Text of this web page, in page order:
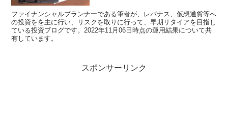
ファイナンシャルプランナーである筆者が、レバナス、仮想通貨等へ
の投資をを主に行い、リスクを取りに行って、早期リタイアを目指し
ている投資ブログです。2022年11月06日時点の運用結果について共
有しています。
スポンサーリンク